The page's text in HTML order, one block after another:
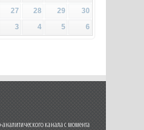
27 28 29
30
3 4 5 6
канала с момента